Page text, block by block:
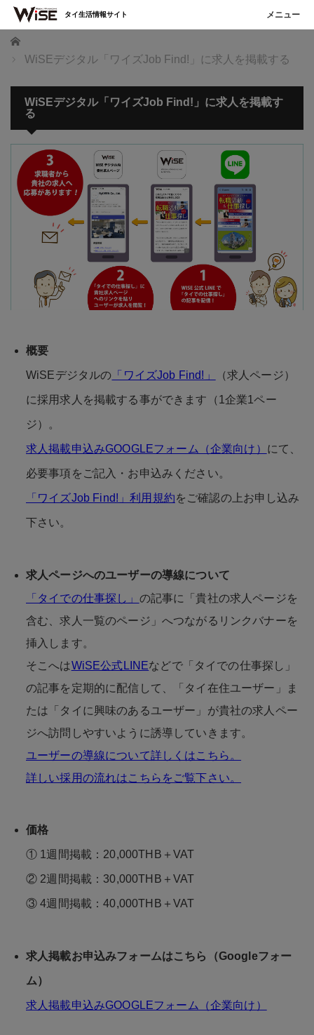
ホーム
WiSEデジタル「ワイズJob Find!」に求人を掲載する
WiSEデジタル「ワイズJob Find!」に求人を掲載す
る
概要
WiSEデジタルの 「ワイズJob Find!」 （求人ページ）
に採用求人を掲載する事ができます（1企業1ペー
ジ）。
求人掲載申込みGOOGLEフォーム（企業向け） にて、
必要事項をご記入・お申込みください。
「ワイズJob Find!」利用規約をご確認の上お申し込み
下さい。
求人ページへのユーザーの導線について
「タイでの仕事探し」 の記事に「貴社の求人ページを
含む、求人一覧のページ」へつながるリンクバナーを
挿入します。
そこへはWiSE公式LINEなどで「タイでの仕事探し」
の記事を定期的に配信して、「タイ在住ユーザー」ま
たは「タイに興味のあるユーザー」が貴社の求人ペー
ジへ訪問しやすいように誘導していきます。
ユーザーの導線について詳しくはこちら。
詳しい採用の流れはこちらをご覧下さい。
価格
① 1週間掲載：20,000THB＋VAT
② 2週間掲載：30,000THB＋VAT
③ 4週間掲載：40,000THB＋VAT
求人掲載お申込みフォームはこちら（Googleフォー
ム）
求人掲載申込みGOOGLEフォーム（企業向け）
タイ生活情報サイト